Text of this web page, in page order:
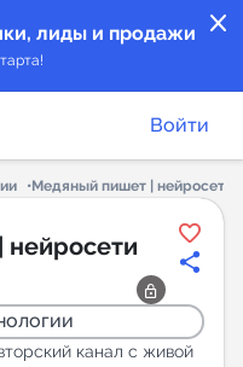
close
лиды и продажи
Войти
Медяный пишет | нейросети
канал с живой